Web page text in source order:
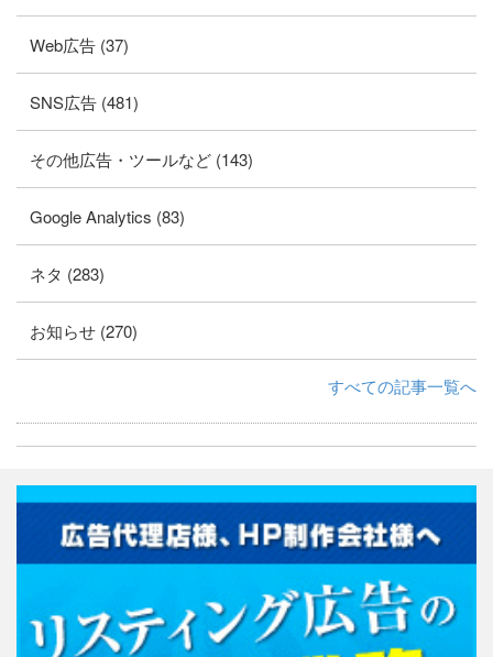
Web広告 (37)
SNS広告 (481)
その他広告・ツールなど (143)
Google Analytics (83)
ネタ (283)
お知らせ (270)
すべての記事一覧へ